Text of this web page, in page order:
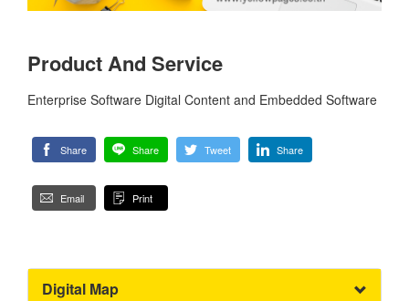
Product And Service
Enterprise Software Digital Content and Embedded Software
Share Share Tweet Share
Email Print
Digital Map